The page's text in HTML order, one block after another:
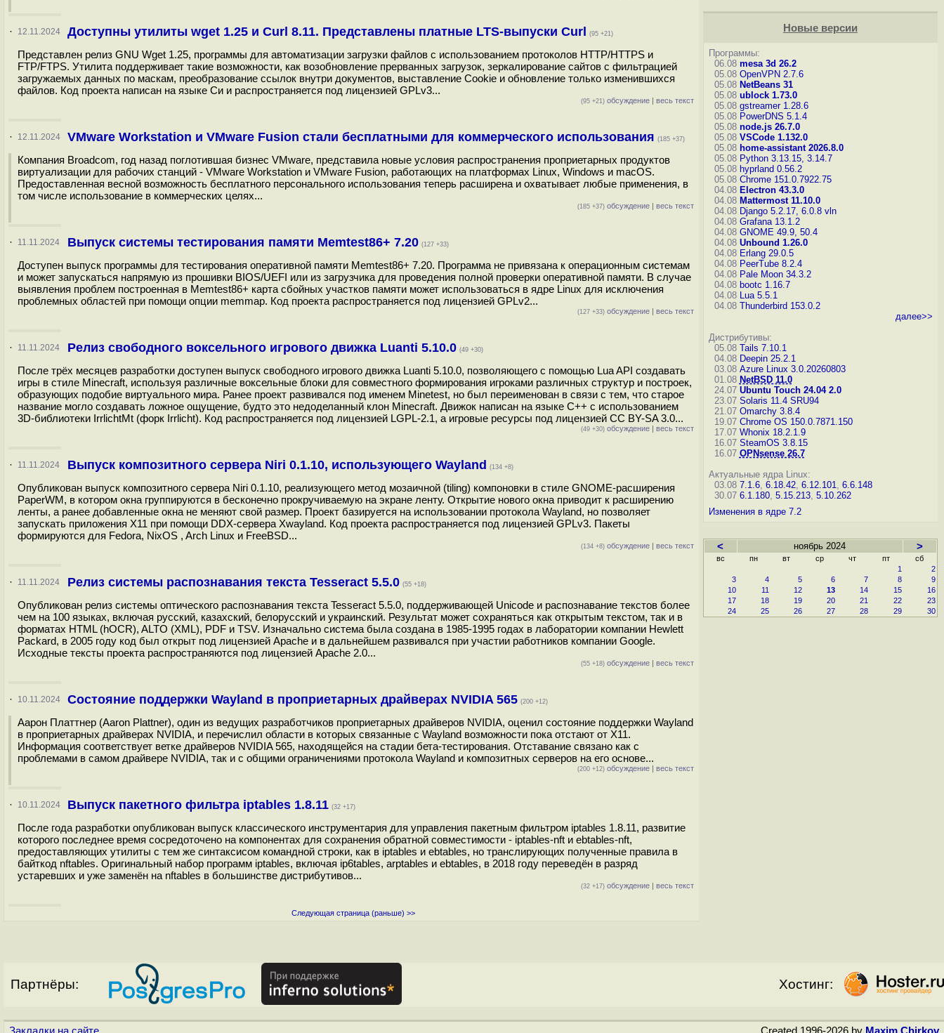
· 12.11.2024 Доступны утилиты wget 1.25 и Curl 8.11. Представлены платные LTS-выпуски Curl (95 +21)
Представлен релиз GNU Wget 1.25, программы для автоматизации загрузки файлов с использованием протоколов HTTP/HTTPS и
FTP/FTPS. Утилита поддерживает такие возможности, как возобновление прерванных загрузок, зеркалирование сайтов с фильтрацией
загружаемых данных по маскам, преобразование ссылок внутри документов, выставление Cookie и обновление только изменившихся
файлов. Код проекта написан на языке Си и распространяется под лицензией GPLv3...
(95 +21) обсуждение | весь текст
· 12.11.2024 VMware Workstation и VMware Fusion стали бесплатными для коммерческого использования (185 +37)
Компания Broadcom, год назад поглотившая бизнес VMware, представила новые условия распространения проприетарных продуктов
виртуализации для рабочих станций - VMware Workstation и VMware Fusion, работающих на платформах Linux, Windows и macOS.
Предоставленная весной возможность бесплатного персонального использования теперь расширена и охватывает любые применения, в
том числе использование в коммерческих целях...
(185 +37) обсуждение | весь текст
· 11.11.2024 Выпуск системы тестирования памяти Memtest86+ 7.20 (127 +33)
Доступен выпуск программы для тестирования оперативной памяти Memtest86+ 7.20. Программа не привязана к операционным системам
и может запускаться напрямую из прошивки BIOS/UEFI или из загрузчика для проведения полной проверки оперативной памяти. В случае
выявления проблем построенная в Memtest86+ карта сбойных участков памяти может использоваться в ядре Linux для исключения
проблемных областей при помощи опции memmap. Код проекта распространяется под лицензией GPLv2...
(127 +33) обсуждение | весь текст
· 11.11.2024 Релиз свободного воксельного игрового движка Luanti 5.10.0 (49 +30)
После трёх месяцев разработки доступен выпуск свободного игрового движка Luanti 5.10.0, позволяющего с помощью Lua API создавать
игры в стиле Minecraft, используя различные воксельные блоки для совместного формирования игроками различных структур и построек,
образующих подобие виртуального мира. Ранее проект развивался под именем Minetest, но был переименован в связи с тем, что старое
название могло создавать ложное ощущение, будто это недоделанный клон Minecraft. Движок написан на языке С++ c использованием
3D-библиотеки IrrlichtMt (форк Irrlicht). Код распространяется под лицензией LGPL-2.1, а игровые ресурсы под лицензией CC BY-SA 3.0...
(49 +30) обсуждение | весь текст
· 11.11.2024 Выпуск композитного сервера Niri 0.1.10, использующего Wayland (134 +8)
Опубликован выпуск композитного сервера Niri 0.1.10, реализующего метод мозаичной (tiling) компоновки в стиле GNOME-расширения
PaperWM, в котором окна группируются в бесконечно прокручиваемую на экране ленту. Открытие нового окна приводит к расширению
ленты, а ранее добавленные окна не меняют свой размер. Проект базируется на использовании протокола Wayland, но позволяет
запускать приложения X11 при помощи DDX-сервера Xwayland. Код проекта распространяется под лицензией GPLv3. Пакеты
формируются для Fedora, NixOS , Arch Linux и FreeBSD...
(134 +8) обсуждение | весь текст
· 11.11.2024 Релиз системы распознавания текста Tesseract 5.5.0 (55 +18)
Опубликован релиз системы оптического распознавания текста Tesseract 5.5.0, поддерживающей Unicode и распознавание текстов более
чем на 100 языках, включая русский, казахский, белорусский и украинский. Результат может сохраняться как открытым текстом, так и в
форматах HTML (hOCR), ALTO (XML), PDF и TSV. Изначально система была создана в 1985-1995 годах в лаборатории компании Hewlett
Packard, в 2005 году код был открыт под лицензией Apache и в дальнейшем развивался при участии работников компании Google.
Исходные тексты проекта распространяются под лицензией Apache 2.0...
(55 +18) обсуждение | весь текст
· 10.11.2024 Состояние поддержки Wayland в проприетарных драйверах NVIDIA 565 (200 +12)
Аарон Плaттнер (Aaron Plattner), один из ведущих разработчиков проприетарных драйверов NVIDIA, оценил состояние поддержки Wayland
в проприетарных драйверах NVIDIA, и перечислил области в которых связанные с Wayland возможности пока отстают от X11.
Информация соответствует ветке драйверов NVIDIA 565, находящейся на стадии бета-тестирования. Отставание связано как с
проблемами в самом драйвере NVIDIA, так и с общими ограничениями протокола Wayland и композитных серверов на его основе...
(200 +12) обсуждение | весь текст
· 10.11.2024 Выпуск пакетного фильтра iptables 1.8.11 (32 +17)
После года разработки опубликован выпуск классического инструментария для управления пакетным фильтром iptables 1.8.11, развитие
которого последнее время сосредоточено на компонентах для сохранения обратной совместимости - iptables-nft и ebtables-nft,
предоставляющих утилиты с тем же синтаксисом командной строки, как в iptables и ebtables, но транслирующих полученные правила в
байткод nftables. Оригинальный набор программ iptables, включая ip6tables, arptables и ebtables, в 2018 году переведён в разряд
устаревших и уже заменён на nftables в большинстве дистрибутивов...
(32 +17) обсуждение | весь текст
Следующая страница (раньше) >>
Новые версии
Программы:
06.08 mesa 3d 26.2
05.08 OpenVPN 2.7.6
05.08 NetBeans 31
05.08 ublock 1.73.0
05.08 gstreamer 1.28.6
05.08 PowerDNS 5.1.4
05.08 node.js 26.7.0
05.08 VSCode 1.132.0
05.08 home-assistant 2026.8.0
05.08 Python 3.13.15, 3.14.7
05.08 hyprland 0.56.2
05.08 Chrome 151.0.7922.75
04.08 Electron 43.3.0
04.08 Mattermost 11.10.0
04.08 Django 5.2.17, 6.0.8 vln
04.08 Grafana 13.1.2
04.08 GNOME 49.9, 50.4
04.08 Unbound 1.26.0
04.08 Erlang 29.0.5
04.08 PeerTube 8.2.4
04.08 Pale Moon 34.3.2
04.08 bootc 1.16.7
04.08 Lua 5.5.1
04.08 Thunderbird 153.0.2
далее>>
Дистрибутивы:
05.08 Tails 7.10.1
04.08 Deepin 25.2.1
03.08 Azure Linux 3.0.20260803
01.08 NetBSD 11.0
24.07 Ubuntu Touch 24.04 2.0
23.07 Solaris 11.4 SRU94
21.07 Omarchy 3.8.4
19.07 Chrome OS 150.0.7871.150
17.07 Whonix 18.2.1.9
16.07 SteamOS 3.8.15
16.07 OPNsense 26.7
Актуальные ядра Linux:
03.08 7.1.6, 6.18.42, 6.12.101, 6.6.148
30.07 6.1.180, 5.15.213, 5.10.262
Изменения в ядре 7.2
< ноябрь 2024 >
вс пн вт ср чт пт
сб
1
2
3
4 5 6 7 8
9
10
11 12 13 14 15
16
17
18 19 20 21 22
23
24
25 26 27 28 29 30
Партнёры: Хостинг: